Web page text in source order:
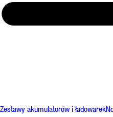
Zestawy akumulatorów i ładowarek